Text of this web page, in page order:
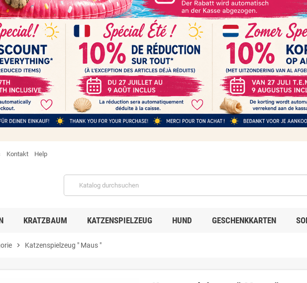
Kontakt Help
KRATZBAUM KATZENSPIELZEUG HUND GESCHENKKARTEN
chevron_right Katzenspielzeug " Maus "